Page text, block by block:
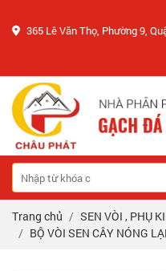
365 Lê Văn Thọ, Phường 9,
Trang chủ SEN VÒI , PHỤ
BỘ VÒI SEN CÂY NÓNG